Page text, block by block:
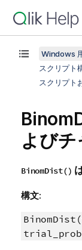
Windows
スクリプト
スクリプト
よびチ
BinomDist()
構文: